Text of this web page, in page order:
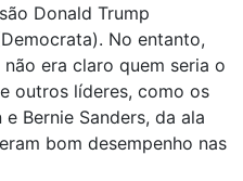
Donald Trump
No entanto,
era claro quem seria o
outros líderes, como os
Bernie Sanders, da ala
bom desempenho nas